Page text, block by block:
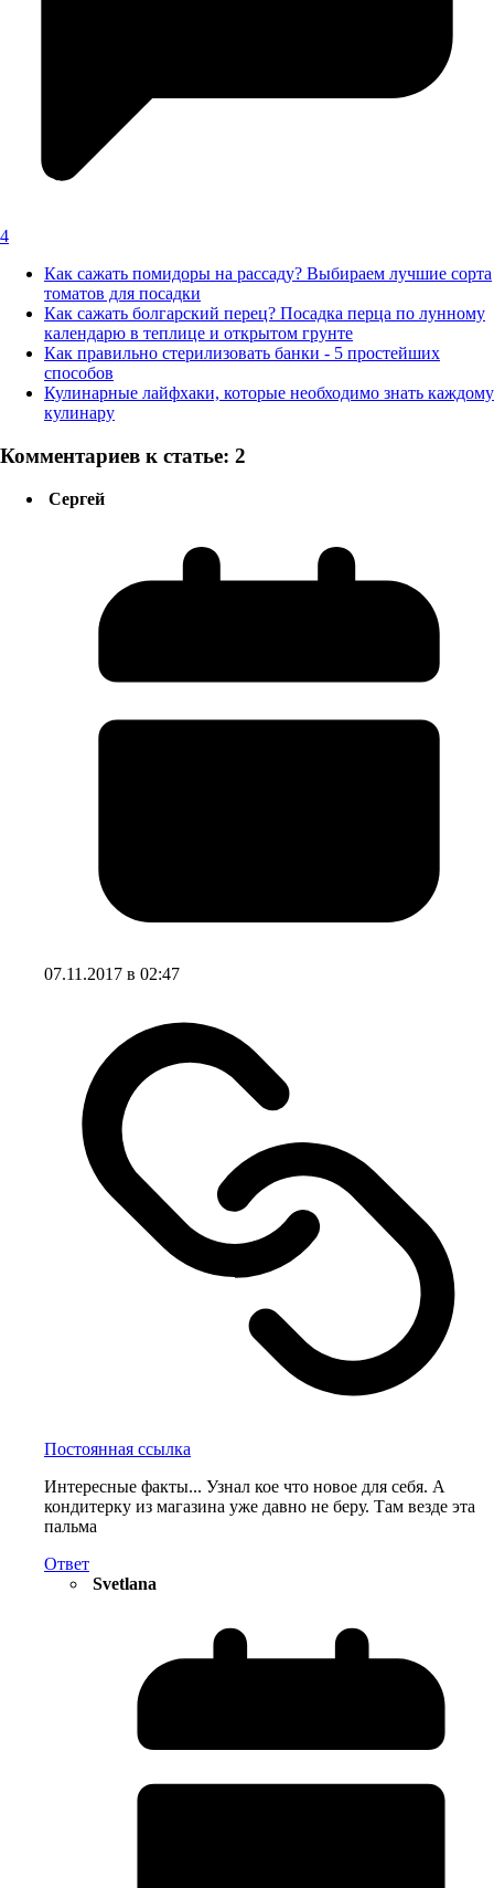
4
Как сажать помидоры на рассаду? Выбираем лучшие сорта
томатов для посадки
Как сажать болгарский перец? Посадка перца по лунному
календарю в теплице и открытом грунте
Как правильно стерилизовать банки - 5 простейших
способов
Кулинарные лайфхаки, которые необходимо знать каждому
кулинару
Комментариев к статье: 2
Сергей
07.11.2017 в 02:47
Постоянная ссылка
Интересные факты... Узнал кое что новое для себя. А
кондитерку из магазина уже давно не беру. Там везде эта
пальма
Ответ
Svetlana